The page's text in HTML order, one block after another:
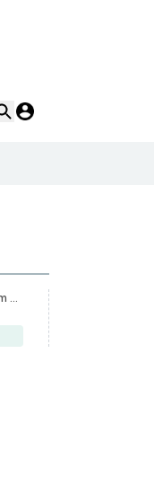
Indeks Saham Syariah Indonesia